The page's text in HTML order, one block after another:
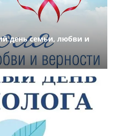
день семьи, любви и